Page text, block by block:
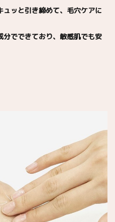
ッと引き締めて、毛穴ケアに
でできており、敏感肌でも安